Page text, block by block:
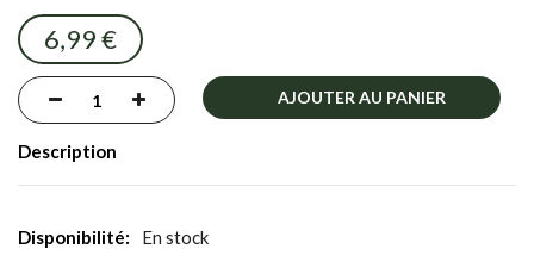
images
gallery6,99 €
AJOUTER AU PANIER
Description
En stock